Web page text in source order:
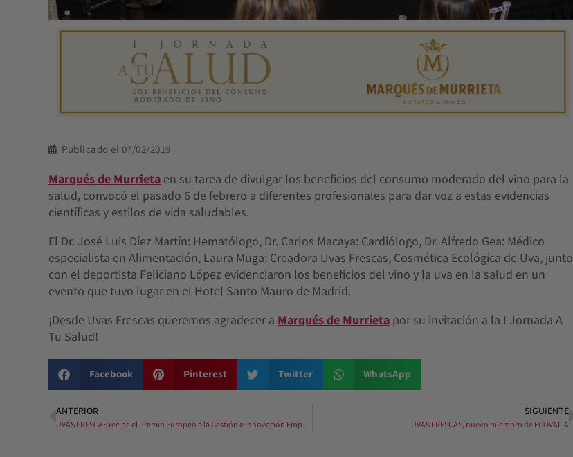
Publicado el 07/02/2019
Marqués de Murrieta en su tarea de divulgar los beneficios del consumo moderado del vino para la
salud, convocó el pasado 6 de febrero a diferentes profesionales para dar voz a estas evidencias
científicas y estilos de vida saludables.
El Dr. José Luis Díez Martín: Hematólogo, Dr. Carlos Macaya: Cardiólogo, Dr. Alfredo Gea: Médico
especialista en Alimentación, Laura Muga: Creadora Uvas Frescas, Cosmética Ecológica de Uva, junto
con el deportista Feliciano López evidenciaron los beneficios del vino y la uva en la salud en un
evento que tuvo lugar en el Hotel Santo Mauro de Madrid.
¡Desde Uvas Frescas queremos agradecer a Marqués de Murrieta por su invitación a la I Jornada A
Tu Salud!
Facebook Pinterest Twitter WhatsApp
ANTERIOR SIGUIENTE
UVAS FRESCAS, nuevo miembro de ECOVALIA